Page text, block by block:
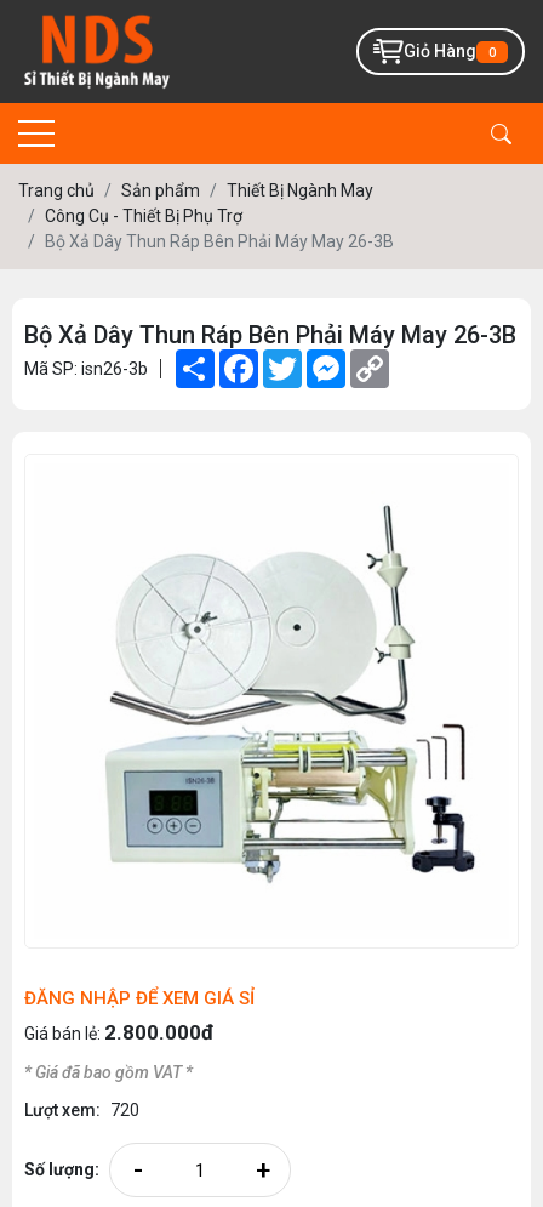
Giỏ Hàng 0
Trang chủ Sản phẩm
Thiết Bị Ngành May
Công Cụ - Thiết Bị Phụ Trợ
Bộ Xả Dây Thun Ráp Bên Phải Máy May 26-3B
Bộ Xả Dây Thun Ráp Bên Phải Máy May 26-3B
Mã SP: isn26-3b Share Facebook
TwitterMessenger
ĐĂNG NHẬP ĐỂ XEM GIÁ SỈ
Giá bán lẻ: 2.800.000đ
* Giá đã bao gồm VAT *
Lượt xem:
720
Số lượng: - +